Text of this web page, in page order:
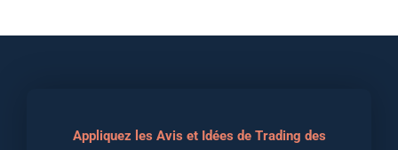
Appliquez les Avis et Idées de Trading des